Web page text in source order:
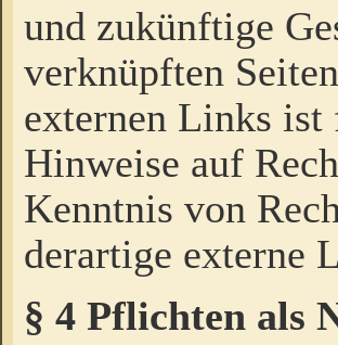
und zukünftige
verknüpften
externen Links ist
Hinweise auf
Kenntnis von
derartige externe
§ 4 Pflichten als